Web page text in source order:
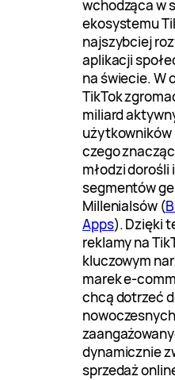
wchodząca w
ekosystemu
najszybciej
aplikacji
na świecie. W
TikTok
miliard
użytkowników
czego
młodzi dorośli
segmentów
Millenialsów (
Apps). Dzięki
reklamy na
kluczowym
marek e-
chcą dotrzeć
dynamicznie
sprzedaż